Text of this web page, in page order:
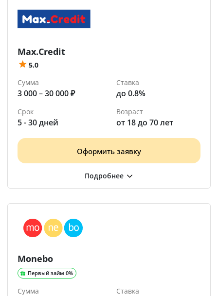
Max.Credit
5.0
Сумма
3 000 – 30 000 ₽
Ставка
до 0.8%
Срок
5 - 30 дней
Возраст
от 18 до 70 лет
Оформить заявку
Monebo
Первый займ 0%
Сумма Ставка